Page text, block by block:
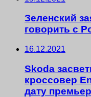
Зеленский
говорить с
16.12.2021
Skoda
кроссовер
дату